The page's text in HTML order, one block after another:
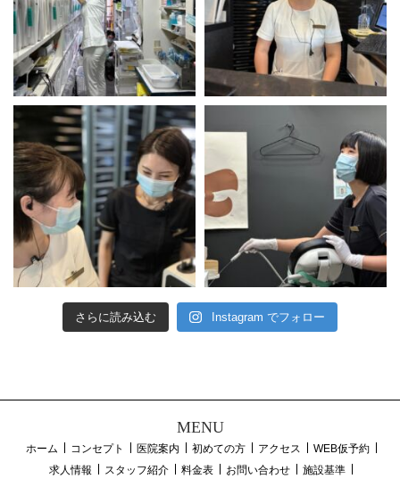
さらに読み込む Instagram でフォロー
MENU
ホーム コンセプト 医院案内 初めての方 アクセス
WEB仮予約
求人情報
スタッフ紹介 料金表 お問い合わせ 施設基準